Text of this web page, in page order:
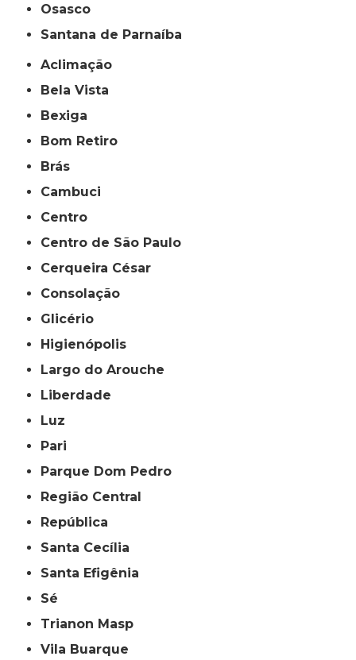
Osasco
Santana de Parnaíba
Aclimação
Bela Vista
Bexiga
Bom Retiro
Brás
Cambuci
Centro
Centro de São Paulo
Cerqueira César
Consolação
Glicério
Higienópolis
Largo do Arouche
Liberdade
Luz
Pari
Parque Dom Pedro
Região Central
República
Santa Cecília
Santa Efigênia
Sé
Trianon Masp
Vila Buarque